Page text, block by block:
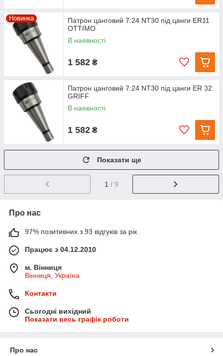
Новинка
Патрон цанговий 7:24 NT30 під цанги ER11
OTTIMO
В наявності
1 582 ₴
Патрон цанговий 7:24 NT30 під цанги ЕR 32
GRIFF
В наявності
1 582 ₴
Показати ще
1 / 9
Про нас
97% позитивних з 93 відгуків за рік
Працює з 04.12.2010
м. Вінниця
Вінниця, Україна
Контакти
Сьогодні вихідний
Показати весь графік роботи
Про нас